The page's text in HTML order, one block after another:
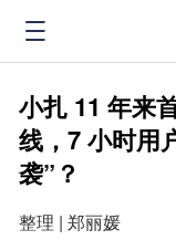
小扎 11 年来
线，7 小时用
袭”？
整理 | 郑丽媛